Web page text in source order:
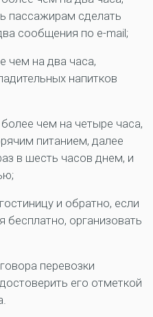
пассажирам сделать
сообщения по e-mail;
чем на два часа,
напитков
чем на четыре часа,
питанием, далее
в шесть часов днем, и
и обратно, если
бесплатно, организовать
перевозки
его отметкой